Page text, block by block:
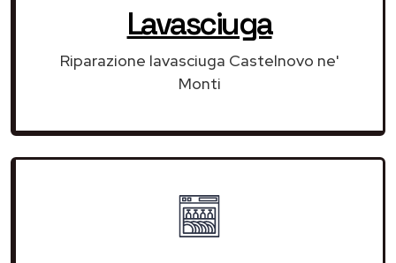
Lavasciuga
Riparazione lavasciuga Castelnovo ne'
Monti